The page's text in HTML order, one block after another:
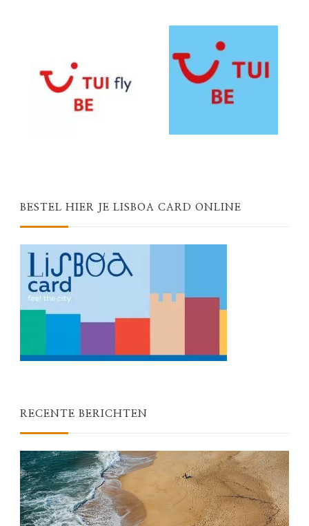
BESTEL HIER JE LISBOA CARD ONLINE
RECENTE BERICHTEN